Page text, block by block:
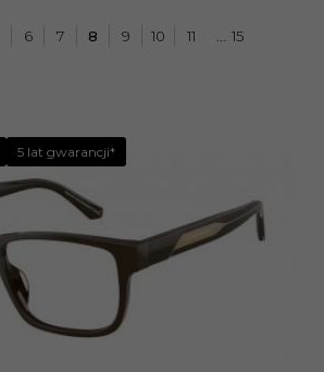
6 7 8 9 10 11 15
5 lat gwarancji*